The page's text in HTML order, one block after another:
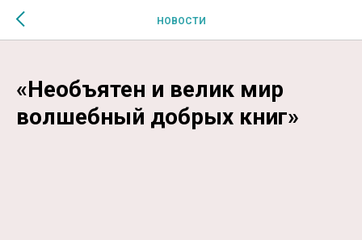
$MESSAGE$
НОВОСТИ
«Необъятен и велик мир
волшебный добрых книг»